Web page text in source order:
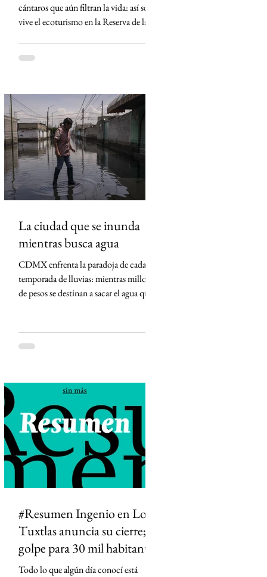
cántaros que aún filtran la vida: así se
vive el ecoturismo en la Reserva de la
La ciudad que se inunda
mientras busca agua
CDMX enfrenta la paradoja de cada
temporada de lluvias: mientras millones
de pesos se destinan a sacar el agua que
propia ciudad necesita. La pérdida de
suelo de conservación, la urbanización
agua han convertido la lluvia en
amenaza y el agua subterránea en
salvavidas. Hay algo profundamente
extraño en la Ciudad de México. Llueve
#Resumen Ingenio en Los
Tuxtlas anuncia su cierre;
golpe para 30 mil habitantes
Todo lo que algún día conocí está